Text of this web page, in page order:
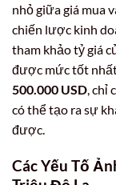
nhỏ giữa giá mua
chiến lược kinh
tham khảo tỷ giá
được mức tốt
500.000 USD, chỉ
có thể tạo ra sự
được.
Các Yếu Tố